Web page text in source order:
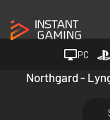
PC
Northgard -